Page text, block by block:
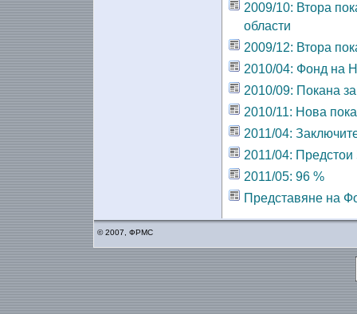
2009/10: Втора
области
2009/12: Втора
2010/04: Фонд на
2010/09: Покана
2010/11: Нова
2011/04:
2011/04:
2011/05: 96 %
Представяне на
© 2007, ФРМС